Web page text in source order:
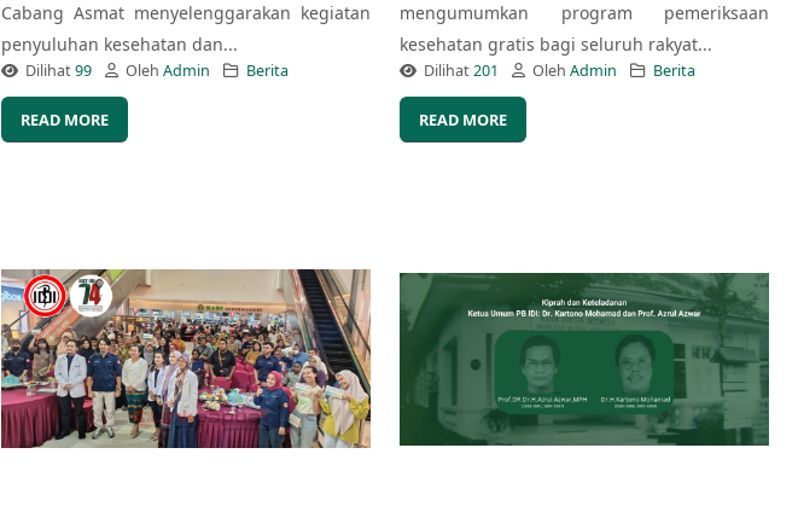
Cabang Asmat menyelenggarakan kegiatan
penyuluhan kesehatan dan...
Dilihat99 Oleh Admin Berita
READ MORE
mengumumkan program pemeriksaan
kesehatan gratis bagi seluruh rakyat...
Dilihat201 Oleh Admin Berita
READ MORE